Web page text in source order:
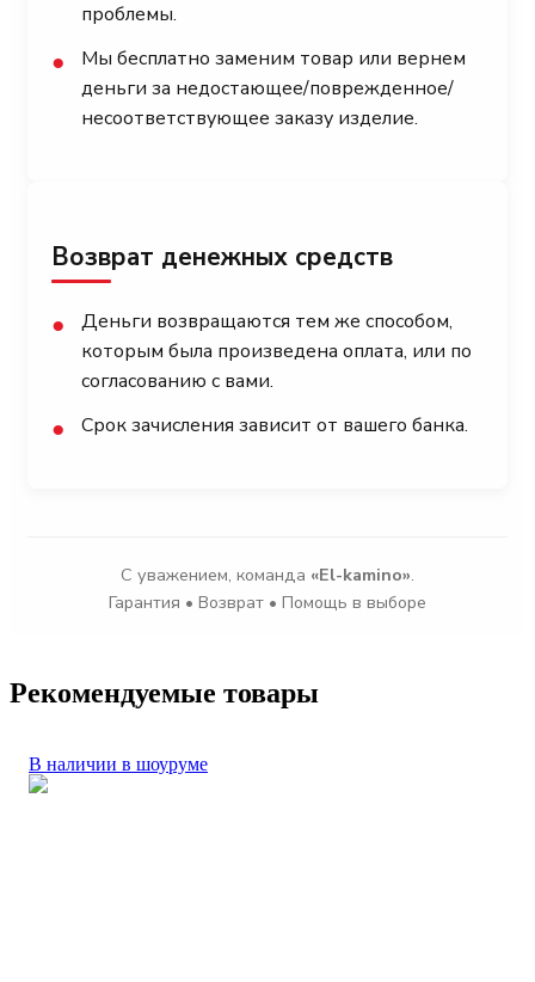
проблемы.
●
Мы бесплатно заменим товар или вернем
деньги за недостающее/поврежденное/
несоответствующее заказу изделие.
Возврат денежных средств
●
Деньги возвращаются тем же способом,
которым была произведена оплата, или по
согласованию с вами.
● Срок зачисления зависит от вашего банка.
С уважением, команда «El-kamino».
Гарантия • Возврат • Помощь в выборе
Рекомендуемые товары
В наличии в шоуруме